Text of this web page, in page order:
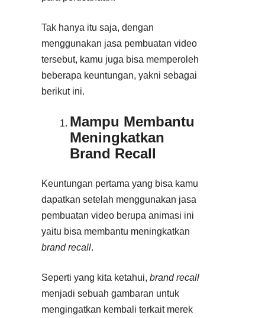
Tak hanya itu saja, dengan
menggunakan jasa pembuatan video
tersebut, kamu juga bisa memperoleh
beberapa keuntungan, yakni sebagai
berikut ini.
Mampu Membantu
Meningkatkan
Brand Recall
Keuntungan pertama yang bisa kamu
dapatkan setelah menggunakan jasa
pembuatan video berupa animasi ini
yaitu bisa membantu meningkatkan
brand recall.
Seperti yang kita ketahui, brand recall
menjadi sebuah gambaran untuk
mengingatkan kembali terkait merek